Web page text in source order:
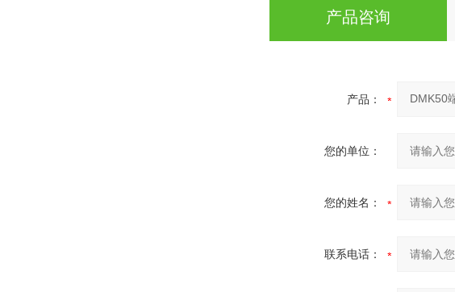
产品咨询
产品：
您的单位：
您的姓名：
联系电话：